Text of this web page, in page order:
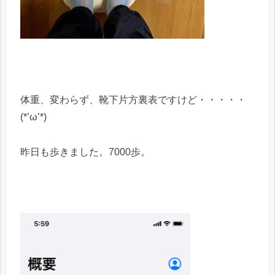
体重、変わらず、靴下片方裏表ですけど・・・・・
(*’ω’*)
昨日も歩きました。7000歩。